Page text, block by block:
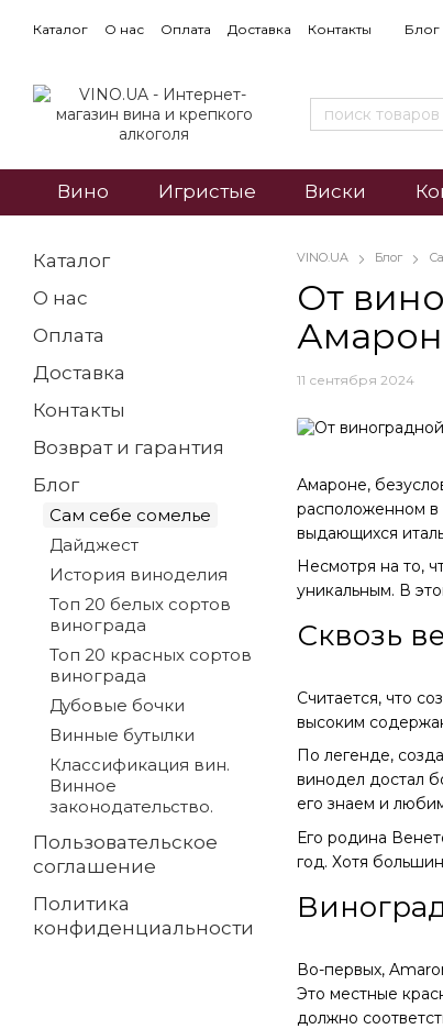
Каталог О нас Оплата Доставка Контакты Блог
Вино Игристые Виски
VINO.UA Блог
От
11 сентября 2024
Амароне,
расположенном в
выдающихся
Несмотря на то,
уникальным. В
Сквозь
Считается, что
высоким
По легенде,
винодел достал
его знаем и
Его родина
год. Хотя
Во-первых,
Это местные
должно
Каталог
О нас
Оплата
Доставка
Контакты
Возврат и гарантия
Блог
Сам себе сомелье
Дайджест
История виноделия
Топ 20 белых сортов
винограда
Топ 20 красных сортов
винограда
Дубовые бочки
Винные бутылки
Классификация вин.
Винное
законодательство.
Пользовательское
соглашение
Политика
конфиденциальности